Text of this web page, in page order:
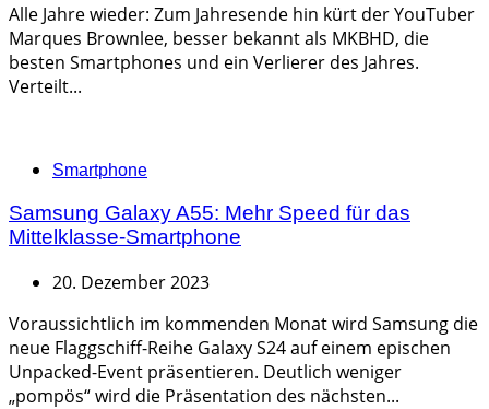
Alle Jahre wieder: Zum Jahresende hin kürt der YouTuber
Marques Brownlee, besser bekannt als MKBHD, die
besten Smartphones und ein Verlierer des Jahres.
Verteilt...
Categories
Smartphone
Samsung Galaxy A55: Mehr Speed für das
Mittelklasse-Smartphone
20. Dezember 2023
Voraussichtlich im kommenden Monat wird Samsung die
neue Flaggschiff-Reihe Galaxy S24 auf einem epischen
Unpacked-Event präsentieren. Deutlich weniger
„pompös“ wird die Präsentation des nächsten...